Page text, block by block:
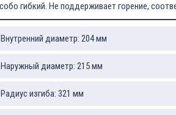
гибкий. Не поддерживает горение,
Внутренний диаметр: 204 мм
Наружный диаметр: 215 мм
Радиус изгиба: 321 мм